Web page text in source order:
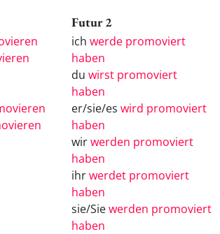
Futur 2
ich werde promoviert
haben
du wirst promoviert
haben
er/sie/es wird promoviert
haben
wirwerden promoviert
haben
ihrwerdet promoviert
haben
sie/Siewerden promoviert
haben